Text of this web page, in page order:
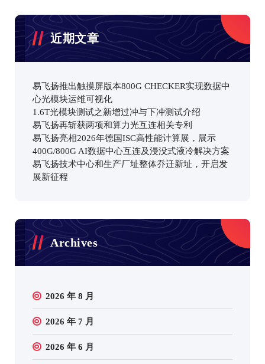
近期文章
易飞扬推出触摸屏版本800G CHECKER实现数据中
心光模块运维可视化
1.6T光模块测试之新增过冲与下冲测试介绍
易飞扬再斩获两项和算力光互连相关专利
易飞扬亮相2026年德国ISC高性能计算展，展示
400G/800G AI数据中心互连及浸没式液冷解决方案
易飞扬技术中心和生产厂址整体乔迁新址，开启发
展新征程
Archives
2026 年 8 月
2026 年 7 月
2026 年 6 月